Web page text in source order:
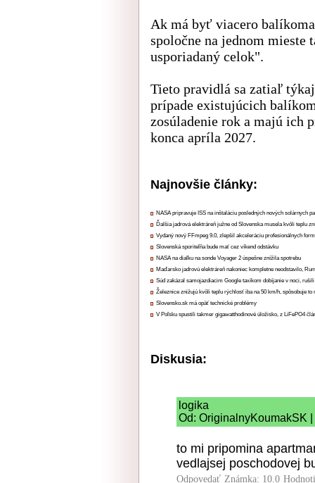
Ak má byť viacero
spoločne na jednom
usporiadaný celok".
Tieto pravidlá sa zatiaľ
prípade existujúcich
zosúladenie rok a majú ich
konca apríla 2027.
Najnovšie články:
NASA pripravuje ISS na inštaláciu posledných nových solárnych
Ďalšia jadrová elektráreň južne od Slovenska musela kvôli teplu
Vydaný nový FFmpeg 9.0, zlepšil akceleráciu profesionálnych
Slovenská sporiteľňa bude mať cez víkend odstávku
NASA na diaľku na sonde Voyager 2 úspešne znížila spotrebu
Maďarsko jadrovú elektráreň nakoniec kompletne neodstavilo,
Súd zakázal samojazdiacim Google taxíkom dobíjanie v noci,
Železnice znižujú kvôli teplu rýchlosť iba na 50 km/h, spôsobuje to
Slovensko.sk má opäť technické problémy
V Poľsku spustili takmer gigawatthodinové úložisko, z LiFePO4
Diskusia:
logika
Od: OriginalnyKoumakSK
to mi pripomina
vedlajsej poschodovej
Odpovedať Známka: 10.0